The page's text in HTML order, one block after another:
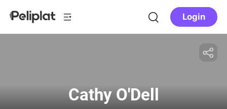
Login
Cathy O'Dell